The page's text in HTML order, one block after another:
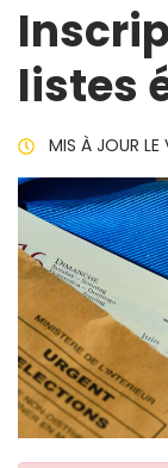
listes
MIS À JOUR LE